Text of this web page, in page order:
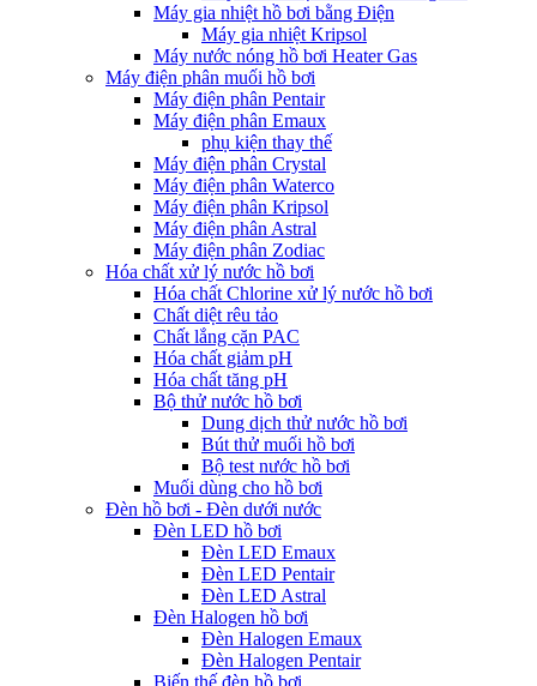
Máy gia nhiệt hồ bơi bằng Điện
Máy gia nhiệt Kripsol
Máy nước nóng hồ bơi Heater Gas
Máy điện phân muối hồ bơi
Máy điện phân Pentair
Máy điện phân Emaux
phụ kiện thay thế
Máy điện phân Crystal
Máy điện phân Waterco
Máy điện phân Kripsol
Máy điện phân Astral
Máy điện phân Zodiac
Hóa chất xử lý nước hồ bơi
Hóa chất Chlorine xử lý nước hồ bơi
Chất diệt rêu tảo
Chất lắng cặn PAC
Hóa chất giảm pH
Hóa chất tăng pH
Bộ thử nước hồ bơi
Dung dịch thử nước hồ bơi
Bút thử muối hồ bơi
Bộ test nước hồ bơi
Muối dùng cho hồ bơi
Đèn hồ bơi - Đèn dưới nước
Đèn LED hồ bơi
Đèn LED Emaux
Đèn LED Pentair
Đèn LED Astral
Đèn Halogen hồ bơi
Đèn Halogen Emaux
Đèn Halogen Pentair
Biến thế đèn hồ bơi